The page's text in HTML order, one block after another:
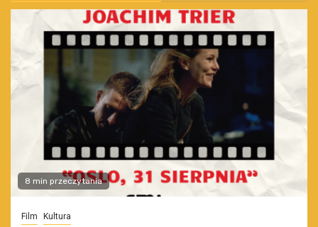
8 min przeczytania
Film Kultura